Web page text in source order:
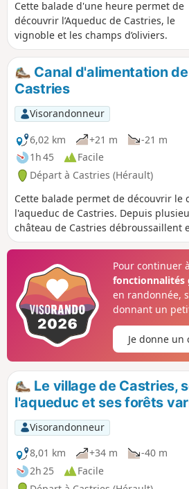
Cette balade d'une heure permet de
découvrir l’Aqueduc de Castries, le
vignoble et les champs d’oliviers.
Canal d'alimentation
Castries
Visorandonneur
6,02 km
+21 m
-21 m
1h 45
Facile
Départ à Castries (Hérault)
Cette balade permet de découvrir le
l'aqueduc de Castries. Depuis
château de Castries débroussaillent
patrimoine remarquable Cet
René Gaspard de la Croix fit appel à
est également le constructeur du
construire cet ouvrage hydraulique
Pour continuer
fonctionnalités
en randonnée,
donnant un
Je donne un
Le village de Castries,
l'aqueduc et ses forêts
Visorandonneur
8,01 km
+34 m
-40 m
2h 25
Facile